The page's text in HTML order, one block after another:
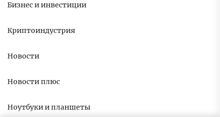
Бизнес и инвестиции
Криптоиндустрия
Новости
Новости плюс
Ноутбуки и планшеты